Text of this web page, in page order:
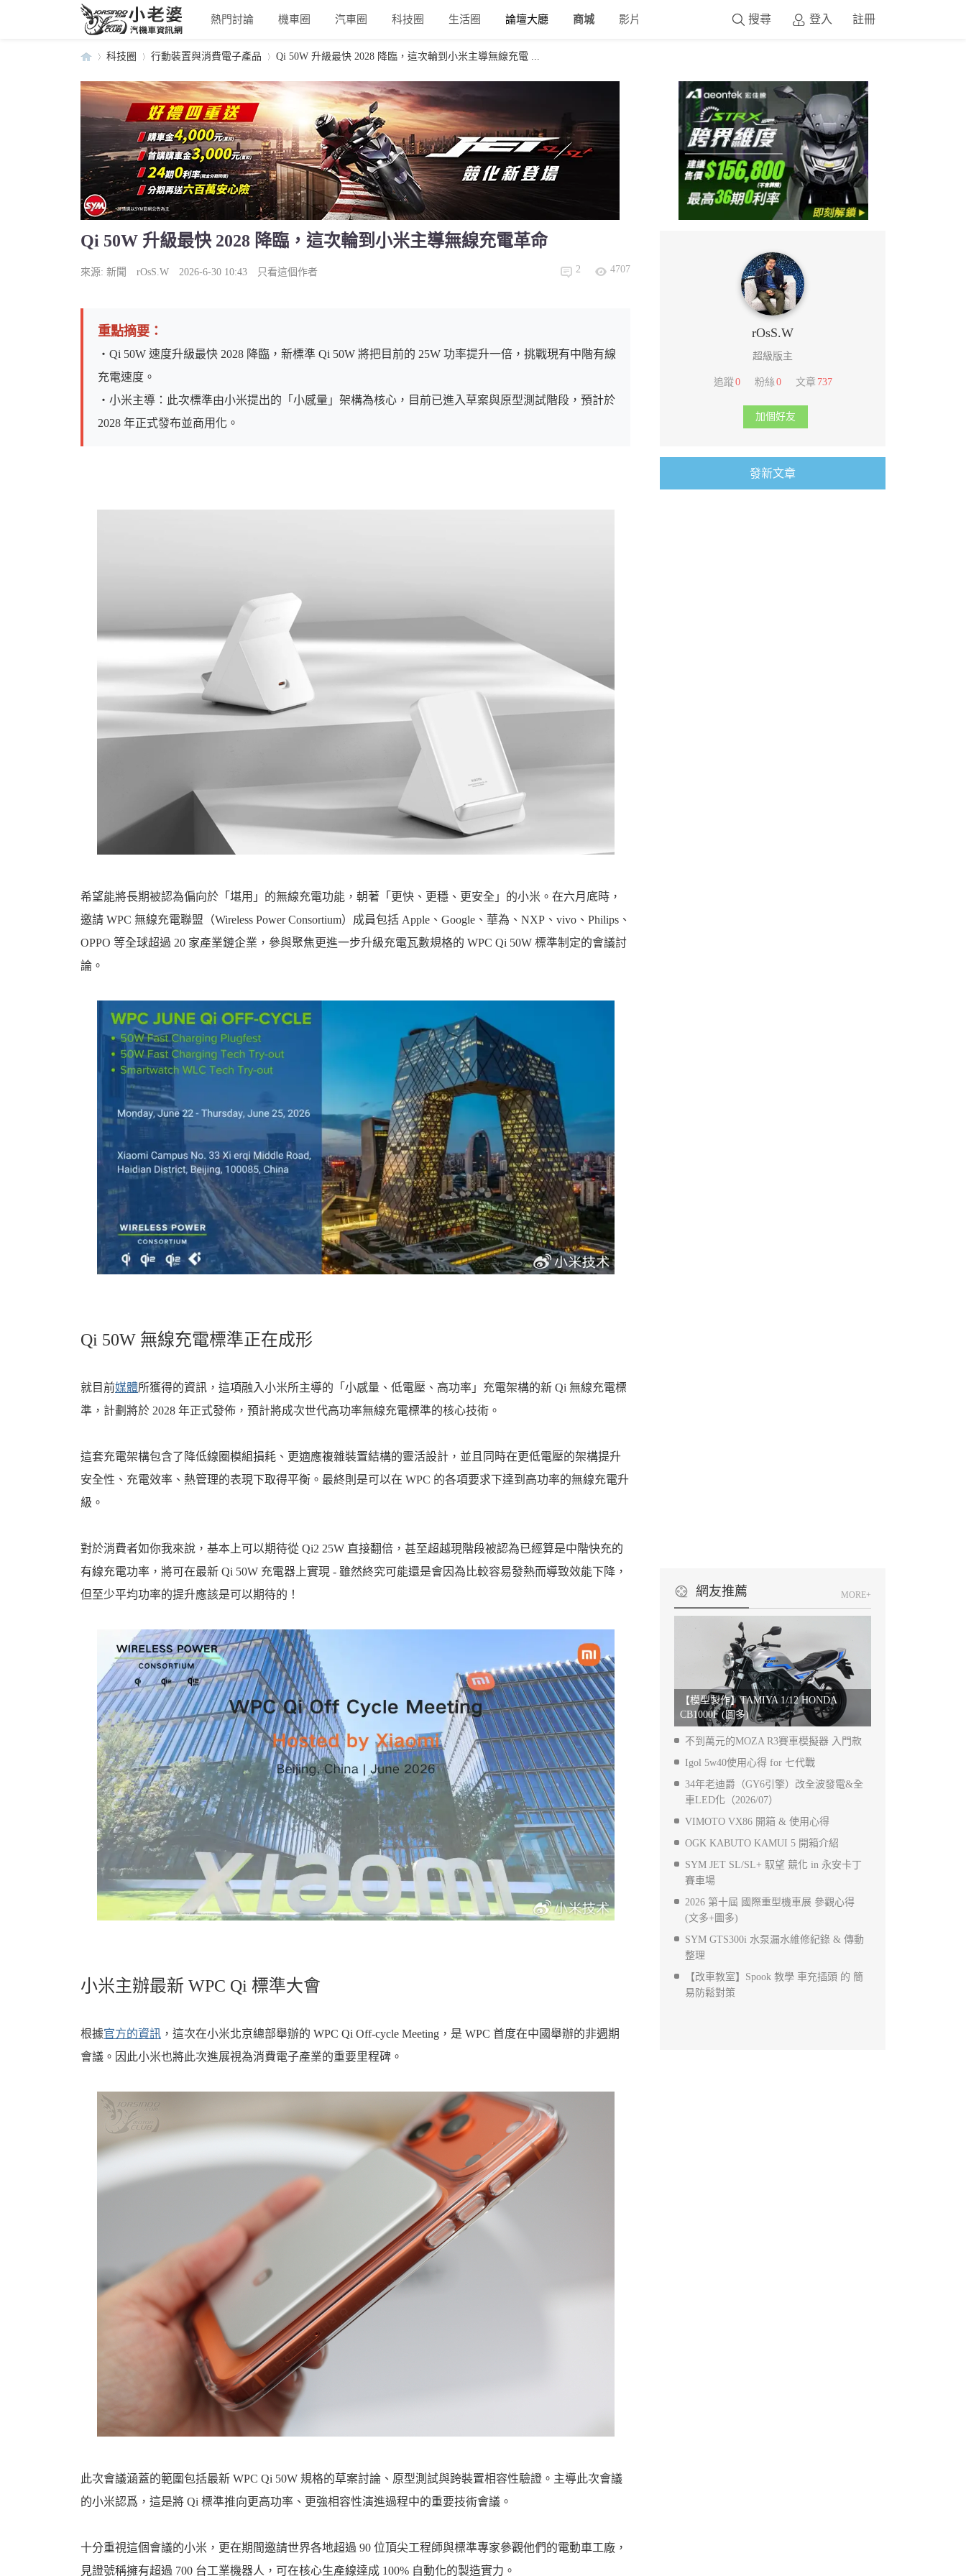
熱門討論 機車圈 汽車圈 科技圈 生活圈 論壇大廳 商城 影片 登入 註冊
搜尋
小›
科技圈
›
行動裝置與消費電子產品
›
Qi 50W 升級最快 2028 降臨，這次輪到小米主導無線充電 ...
Qi 50W 升級最快 2028 降臨，這次輪到小米主導無線充電革命
來源: 新聞 rOsS.W 2026-6-30 10:43 只看這個作者 2 4707
重點摘要：
・Qi 50W 速度升級最快 2028 降臨，新標準 Qi 50W 將把目前的 25W 功率提升一倍，挑戰現有中階有線
充電速度。
・小米主導：此次標準由小米提出的「小感量」架構為核心，目前已進入草案與原型測試階段，預計於
2028 年正式發布並商用化。
希望能將長期被認為偏向於「堪用」的無線充電功能，朝著「更快、更穩、更安全」的小米。在六月底時，
邀請 WPC 無線充電聯盟（Wireless Power Consortium）成員包括 Apple、Google、華為、NXP、vivo、Philips、
OPPO 等全球超過 20 家產業鏈企業，參與聚焦更進一步升級充電瓦數規格的 WPC Qi 50W 標準制定的會議討
論。
Qi 50W 無線充電標準正在成形
就目前媒體所獲得的資訊，這項融入小米所主導的「小感量、低電壓、高功率」充電架構的新 Qi 無線充電標
準，計劃將於 2028 年正式發佈，預計將成次世代高功率無線充電標準的核心技術。
這套充電架構包含了降低線圈模組損耗、更適應複雜裝置結構的靈活設計，並且同時在更低電壓的架構提升
安全性、充電效率、熱管理的表現下取得平衡。最終則是可以在 WPC 的各項要求下達到高功率的無線充電升
級。
對於消費者如你我來說，基本上可以期待從 Qi2 25W 直接翻倍，甚至超越現階段被認為已經算是中階快充的
有線充電功率，將可在最新 Qi 50W 充電器上實現 - 雖然終究可能還是會因為比較容易發熱而導致效能下降，
但至少平均功率的提升應該是可以期待的！
小米主辦最新 WPC Qi 標準大會
根據官方的資訊 ，這次在小米北京總部舉辦的 WPC Qi Off-cycle Meeting，是 WPC 首度在中國舉辦的非週期
會議。因此小米也將此次進展視為消費電子產業的重要里程碑。
此次會議涵蓋的範圍包括最新 WPC Qi 50W 規格的草案討論、原型測試與跨裝置相容性驗證。主導此次會議
的小米認爲，這是將 Qi 標準推向更高功率、更強相容性演進過程中的重要技術會議。
十分重視這個會議的小米，更在期間邀請世界各地超過 90 位頂尖工程師與標準專家參觀他們的電動車工廠，
見證號稱擁有超過 700 台工業機器人，可在核心生產線達成 100% 自動化的製造實力。
rOsS.W
超級版主
追蹤0 粉絲 0 文章 737
加個好友
發新文章
網友推薦 MORE+
【模型製作】TAMIYA 1/12 HONDA
CB1000F (圖多)
不到萬元的MOZA R3賽車模擬器 入門款
Igol 5w40使用心得 for 七代戰
34年老迪爵（GY6引擎）改全波發電&全
車LED化（2026/07）
VIMOTO VX86 開箱 & 使用心得
OGK KABUTO KAMUI 5 開箱介紹
SYM JET SL/SL+ 馭望 競化 in 永安卡丁
賽車場
2026 第十屆 國際重型機車展 參觀心得
(文多+圖多)
SYM GTS300i 水泵漏水維修紀錄 & 傳動
整理
【改車教室】Spook 教學 車充插頭 的 簡
易防鬆對策